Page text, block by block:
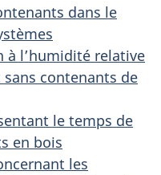
dans le
à l’humidité relative
contenants de
le temps de
en bois
les